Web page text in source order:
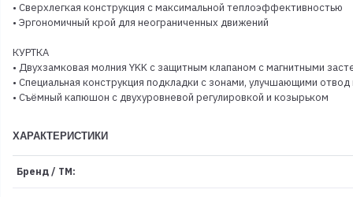
• Сверхлегкая конструкция с максимальной теплоэффективностью
• Эргономичный крой для неограниченных движений
КУРТКА
• Двухзамковая молния YKK с защитным клапаном с магнитными
• Специальная конструкция подкладки с зонами, улучшающими отвод
• Съёмный капюшон с двухуровневой регулировкой и козырьком
ХАРАКТЕРИСТИКИ
Бренд / ТМ: